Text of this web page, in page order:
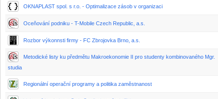
OKNAPLAST spol. s r.o. - Optimalizace zásob v organizaci
Oceňování podniku - T-Mobile Czech Republic, a.s.
Rozbor výkonnsti firmy - FC Zbrojovka Brno, a.s.
Metodické listy ku předmětu Makroekonomie II pro studenty kombinovaného Mgr.
studia
Regionální operační programy a politika zaměstnanost